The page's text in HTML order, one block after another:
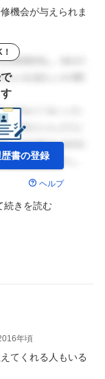
機会が与えられま
書の登録
ヘルプ
続きを読む
年頃
てくれる人もいる